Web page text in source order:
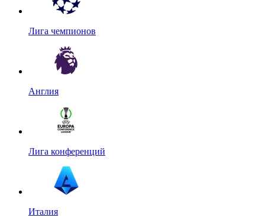
Лига чемпионов
Англия
Лига конференций
Италия